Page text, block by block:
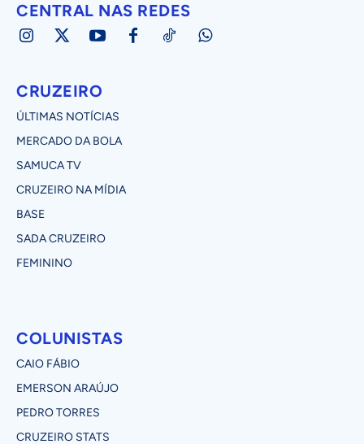
CENTRAL NAS REDES
CRUZEIRO
ÚLTIMAS NOTÍCIAS
MERCADO DA BOLA
SAMUCA TV
CRUZEIRO NA MÍDIA
BASE
SADA CRUZEIRO
FEMININO
COLUNISTAS
CAIO FÁBIO
EMERSON ARAÚJO
PEDRO TORRES
CRUZEIRO STATS